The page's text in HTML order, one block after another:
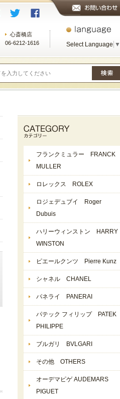
心斎橋店
06-6212-1616
Select Language ▼
フランクミュラー FRANCK
MULLER
ロレックス ROLEX
ロジェデュブイ Roger
Dubuis
ハリーウィンストン HARRY
WINSTON
ピエールクンツ Pierre Kunz
シャネル CHANEL
パネライ PANERAI
パテック フィリップ PATEK
PHILIPPE
ブルガリ BVLGARI
その他 OTHERS
オーデマピゲ AUDEMARS
PIGUET